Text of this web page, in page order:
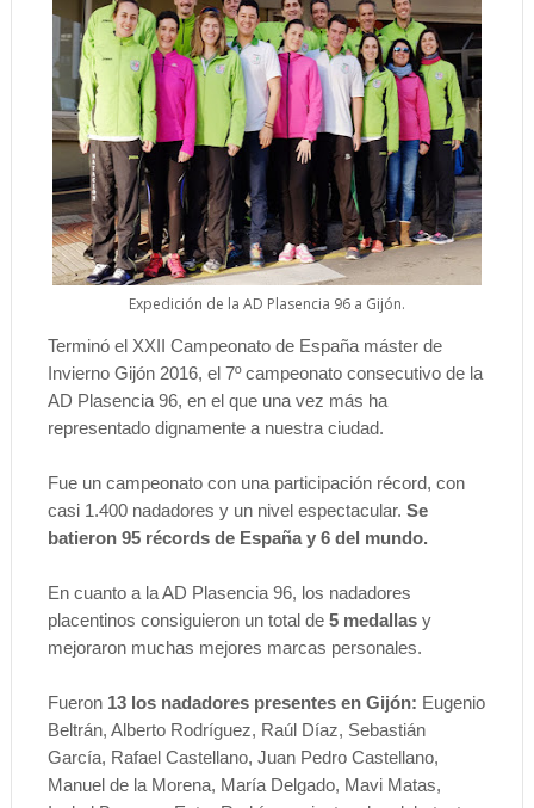
Expedición de la AD Plasencia 96 a Gijón.
Terminó el XXII Campeonato de España máster de
Invierno Gijón 2016, el 7º campeonato consecutivo de la
AD Plasencia 96, en el que una vez más ha
representado dignamente a nuestra ciudad.
Fue un campeonato con una participación récord, con
casi 1.400 nadadores y un nivel espectacular. Se
batieron 95 récords de España y 6 del mundo.
En cuanto a la AD Plasencia 96, los nadadores
placentinos consiguieron un total de5 medallasy
mejoraron muchas mejores marcas personales.
Fueron 13 los nadadores presentes en Gijón: Eugenio
Beltrán, Alberto Rodríguez, Raúl Díaz, Sebastián
García, Rafael Castellano, Juan Pedro Castellano,
Manuel de la Morena, María Delgado, Mavi Matas,